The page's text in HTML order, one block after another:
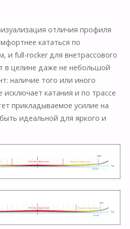
отличия профиля
кататься по
и full-rocker для внетрассового
в целине даже не небольшой
наличие того или иного
катания и по трассе
прикладываемое усилие на
идеальной для яркого и